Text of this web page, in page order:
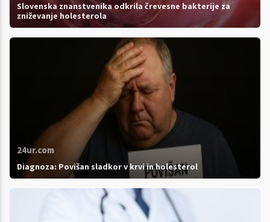
Slovenska znanstvenika odkrila črevesne bakterije za
zniževanje holesterola
24ur.com
Diagnoza: Povišan sladkor v krvi in holesterol